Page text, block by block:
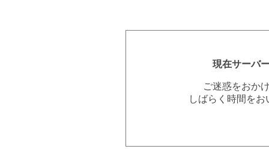
現在サーバ
ご迷惑をおか
しばらく時間を